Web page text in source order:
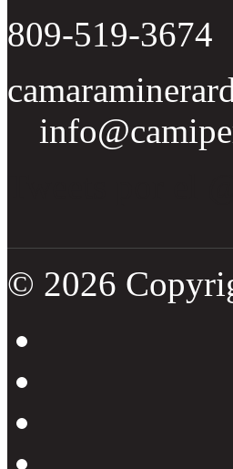
809-519-3674
© 2026